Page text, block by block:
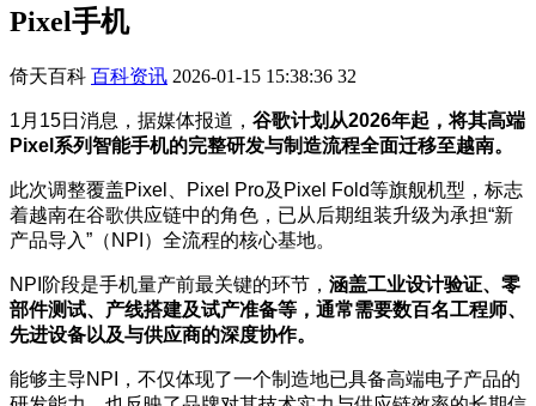
Pixel手机
倚天百科 百科资讯 2026-01-15 15:38:36 32
1月15日消息，据媒体报道， 谷歌计划从2026年起，将其高端
Pixel系列智能手机的完整研发与制造流程全面迁移至越南。
此次调整覆盖Pixel、Pixel Pro及Pixel Fold等旗舰机型，标志
着越南在谷歌供应链中的角色，已从后期组装升级为承担“新
产品导入”（NPI）全流程的核心基地。
NPI阶段是手机量产前最关键的环节， 涵盖工业设计验证、零
部件测试、产线搭建及试产准备等，通常需要数百名工程师、
先进设备以及与供应商的深度协作。
能够主导NPI，不仅体现了一个制造地已具备高端电子产品的